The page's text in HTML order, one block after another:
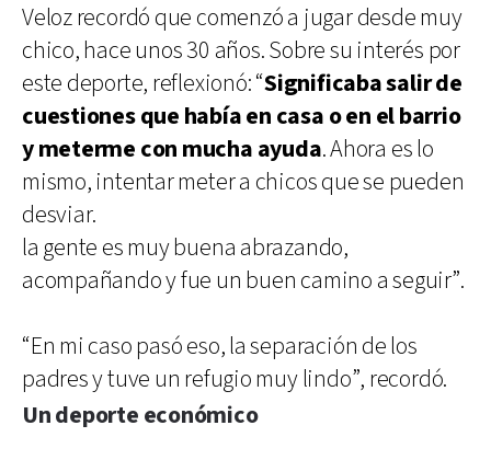
Veloz recordó que comenzó a jugar desde muy
chico, hace unos 30 años. Sobre su interés por
este deporte, reflexionó: “Significaba salir de
cuestiones que había en casa o en el barrio
y meterme con mucha ayuda. Ahora es lo
mismo, intentar meter a chicos que se pueden
desviar.
la gente es muy buena abrazando,
acompañando y fue un buen camino a seguir”.
“En mi caso pasó eso, la separación de los
padres y tuve un refugio muy lindo”, recordó.
Un deporte económico